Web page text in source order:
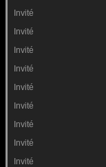
Invité
Invité
Invité
Invité
Invité
Invité
Invité
Invité
Invité